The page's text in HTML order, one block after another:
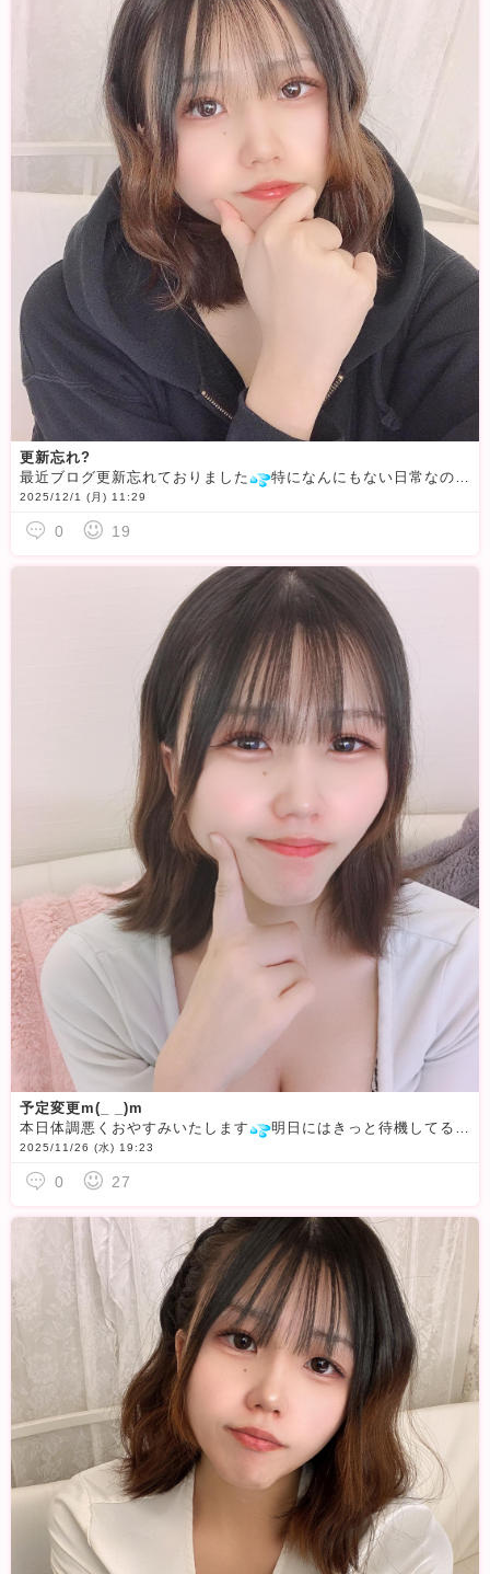
更新忘れ?
最近ブログ更新忘れておりました
特になんにもない日常なので話せることも全然なくて悲しいです
2025/12/1 (月) 11:29
0 19
予定変更m(_ _)m
本日体調悪くおやすみいたします
明日にはきっと待機してるので明日みなさん逢いに来てー！！！！！！
2025/11/26 (水) 19:23
0 27